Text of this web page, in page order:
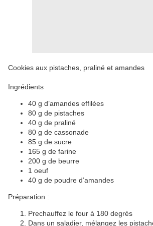
Cookies aux pistaches, praliné et amandes
Ingrédients
40 g d’amandes effilées
80 g de pistaches
40 g de praliné
80 g de cassonade
85 g de sucre
165 g de farine
200 g de beurre
1 oeuf
40 g de poudre d’amandes
Préparation :
Prechauffez le four à 180 degrés
Dans un saladier, mélangez les